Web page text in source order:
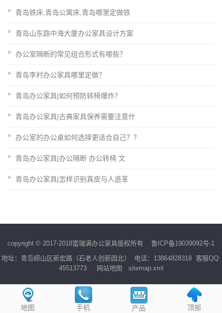
青岛铁床,青岛公寓床,青岛哪里定做铁
青岛山东路中海大厦办公家具设计方案
办公室隔断的常见组合形式有哪些？
青岛李村办公家具哪里定做？
青岛办公家具|如何预防转椅爆炸？
青岛办公家具|古典家具保养需要注意什
办公室的办公桌如何选择更适合自己？？
青岛办公家具|办公隔断 办公转椅 文
青岛办公家具|怎样识别真皮与人造革
地图 手机 产品 顶部
copyright © 2017-2018富瑞满办公家具版权所有 鲁ICP备19039092号-1
地址：青岛崂山区新宏路（石老人创新园北） 电话：13864828318 客服QQ:
45513773
网站地图 sitemap.xml